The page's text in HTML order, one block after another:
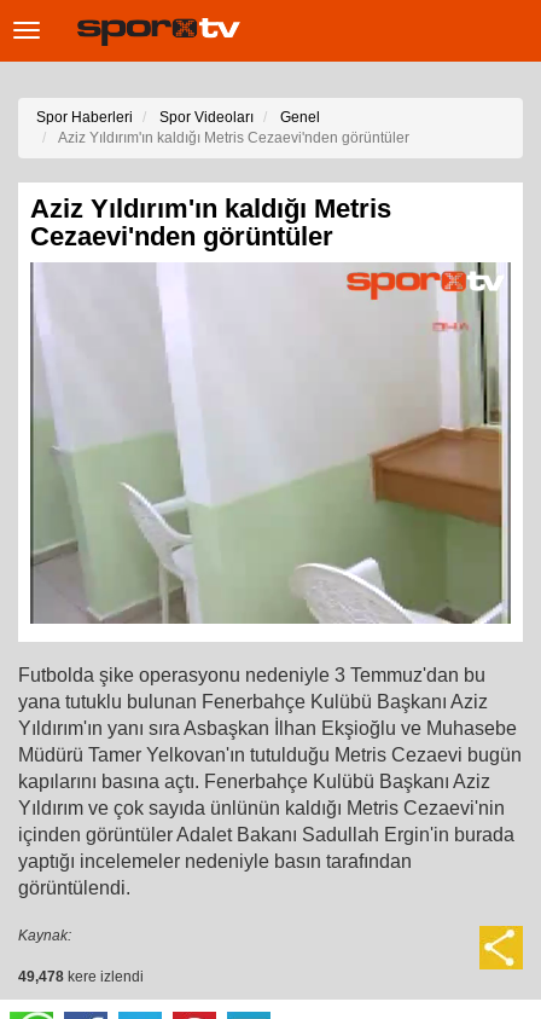
Toggle
Spor Haberleri Spor Videoları
Genel
Aziz Yıldırım'ın kaldığı Metris Cezaevi'nden görüntüler
Aziz Yıldırım'ın kaldığı Metris
Cezaevi'nden görüntüler
Futbolda şike operasyonu nedeniyle 3 Temmuz'dan bu
yana tutuklu bulunan Fenerbahçe Kulübü Başkanı Aziz
Yıldırım'ın yanı sıra Asbaşkan İlhan Ekşioğlu ve Muhasebe
Müdürü Tamer Yelkovan'ın tutulduğu Metris Cezaevi bugün
kapılarını basına açtı. Fenerbahçe Kulübü Başkanı Aziz
Yıldırım ve çok sayıda ünlünün kaldığı Metris Cezaevi'nin
içinden görüntüler Adalet Bakanı Sadullah Ergin'in burada
yaptığı incelemeler nedeniyle basın tarafından
görüntülendi.
Kaynak:
49,478 kere izlendi